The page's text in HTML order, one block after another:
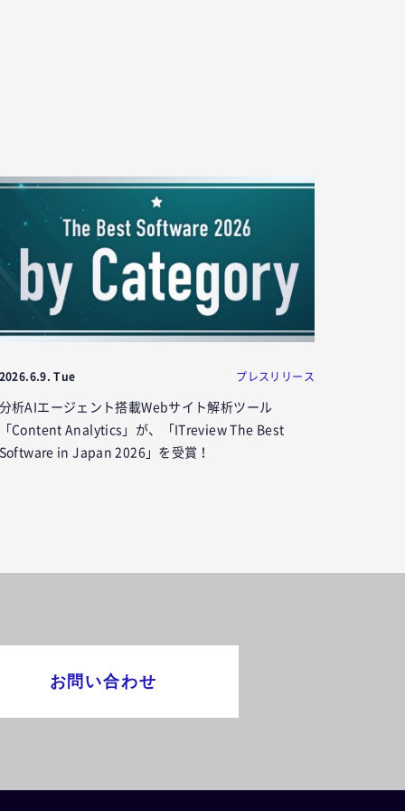
Tue プレスリリース
析AIエージェント搭載Webサイト解析ツール
Content Analytics」が、「ITreview The Best
in Japan 2026」を受賞！
お問い合わせ